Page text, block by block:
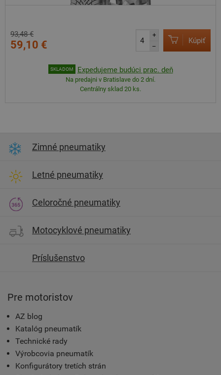
93,48 €
59,10 €
+
–
Kúpiť
SKLADOM Expedujeme budúci prac. deň
Na predajni v Bratislave do 2 dní.
Centrálny sklad 20 ks.
Zimné pneumatiky
Letné pneumatiky
Celoročné pneumatiky
Motocyklové pneumatiky
Príslušenstvo
Pre motoristov
AZ blog
Katalóg pneumatík
Technické rady
Výrobcovia pneumatík
Konfigurátory tretích strán